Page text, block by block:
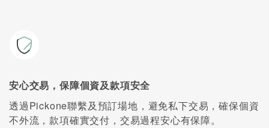
安心交易，保障個資及款項安全
透過Pickone聯繫及預訂場地，避免私下交易，確保個資
不外流，款項確實交付，交易過程安心有保障。